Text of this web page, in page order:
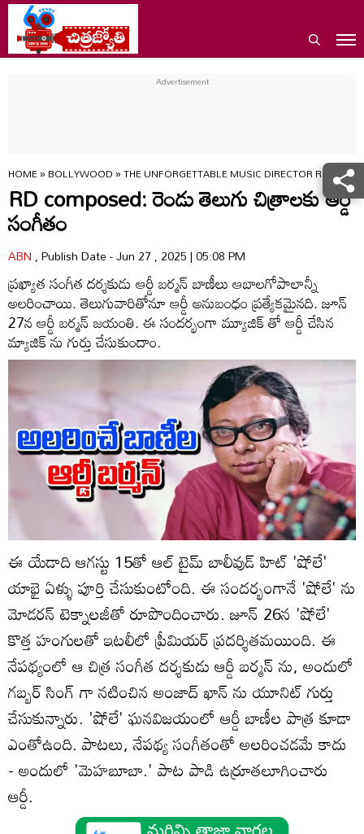
HOME»BOLLYWOOD»THE UNFORGETTABLE MUSIC DIRECTOR RD
RD composed: రెండు తెలుగు చిత్రాలకు ఆర్డీ
సంగీతం
ABN, Publish Date - Jun 27 , 2025 | 05:08 PM
ప్రఖ్యాత సంగీత దర్శకుడు ఆర్డీ బర్మన్ బాణీలు ఆబాలగోపాలాన్నీ
అలరించాయి. తెలుగువారితోనూ ఆర్డీ అనుబంధం ప్రత్యేకమైనది. జూన్
27న ఆర్డీ బర్మన్ జయంతి. ఈ సందర్భంగా మ్యూజిక్ తో ఆర్డీ చేసిన
మ్యాజిక్ ను గుర్తు చేసుకుందాం.
ఈ యేడాది ఆగస్టు 15తో ఆల్ టైమ్ బాలీవుడ్ హిట్ 'షోలే'
యాభై ఏళ్ళు పూర్తి చేసుకుంటోంది. ఈ సందర్భంగానే 'షోలే' ను
మోడరన్ టెక్నాలజీతో రూపొందించారు. జూన్ 26న 'షోలే'
కొత్త హంగులతో ఇటలీలో ప్రీమియర్ ప్రదర్శితమయింది. ఈ
నేపథ్యంలో ఆ చిత్ర సంగీత దర్శకుడు ఆర్డీ బర్మన్ ను, అందులో
గబ్బర్ సింగ్ గా నటించిన అంజాద్ ఖాన్ ను యూనిట్ గుర్తు
చేసుకున్నారు. 'షోలే' ఘనవిజయంలో ఆర్డీ బాణీల పాత్ర కూడా
ఎంతోఉంది. పాటలు, నేపథ్య సంగీతంతో అలరించడమే కాదు
- అందులో 'మెహబూబా.' పాట పాడి ఉర్రూతలూగించారు
ఆర్డీ.